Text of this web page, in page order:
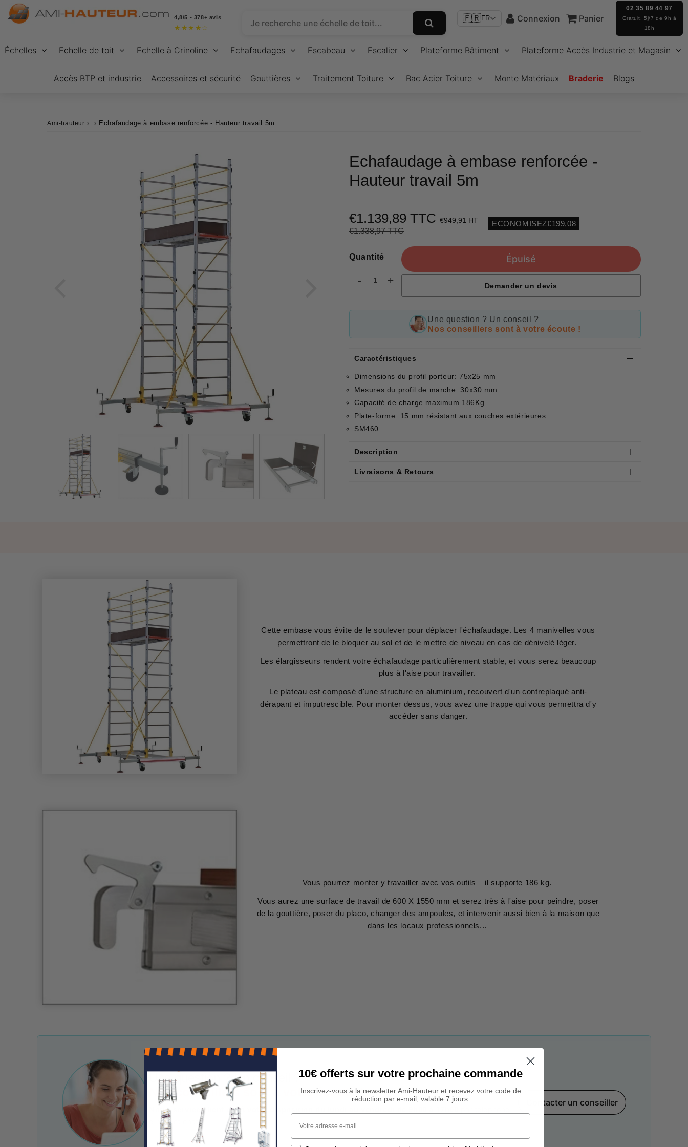
4,8/5 • 378+ avis
★ ★ ★ ★ ☆
🇫🇷FR Connexion Panier
02 35 89 44 97
Gratuit, 5j/7 de 9h à
18h
Échelles Echelle de toit Echelle à Crinoline Echafaudages Escabeau Escalier Plateforme Bâtiment Plateforme Accès Industrie et Magasin
Accès BTP et industrie Accessoires et sécurité Gouttières Traitement Toiture Bac Acier Toiture Monte Matériaux Braderie Blogs
Ami-hauteur › › Echafaudage à embase renforcée - Hauteur travail 5m
Echafaudage à embase renforcée -
Hauteur travail 5m
€1.139,89 TTC €949,91 HT
€1.338,97 TTC
Unit
ECONOMISEZ€199,08
Quantité
- +
Épuisé
Demander un devis
Une question ? Un conseil ?
Nos conseillers sont à votre écoute !
Caractéristiques
Dimensions du profil porteur: 75x25 mm
Mesures du profil de marche: 30x30 mm
Capacité de charge maximum 186Kg.
Plate-forme: 15 mm résistant aux couches extérieures
SM460
Description
Livraisons & Retours
Cette embase vous évite de le soulever pour déplacer l'échafaudage. Les 4 manivelles vous
permettront de le bloquer au sol et de le mettre de niveau en cas de dénivelé léger.
Les élargisseurs rendent votre échafaudage particulièrement stable, et vous serez beaucoup
plus à l'aise pour travailler.
Le plateau est composé d'une structure en aluminium, recouvert d'un contreplaqué anti-
dérapant et imputrescible. Pour monter dessus, vous avez une trappe qui vous permettra d'y
accéder sans danger.
Vous pourrez monter y travailler avec vos outils – il supporte 186 kg.
Vous aurez une surface de travail de 600 X 1550 mm et serez très à l'aise pour peindre, poser
de la gouttière, poser du placo, changer des ampoules, et intervenir aussi bien à la maison que
dans les locaux professionnels...
Une question ? Un conseil ?
Nos conseillers sont à votre écoute !
Notre service client est à votre disposition du lundi au vendredi de 9h00 à 17h00
e-mail et chat.
Contacter un conseiller
10€ offerts sur votre prochaine commande
Inscrivez-vous à la newsletter Ami-Hauteur et recevez votre code de
réduction par e-mail, valable 7 jours.
Votre adresse e-mail